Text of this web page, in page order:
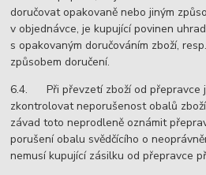
doručovat opakovaně nebo jiným
v objednávce, je kupující povinen
s opakovaným doručováním zboží,
způsobem doručení.
6.4. Při převzetí zboží od přepravce
zkontrolovat neporušenost obalů
závad toto neprodleně oznámit
porušení obalu svědčícího o
nemusí kupující zásilku od přepravce